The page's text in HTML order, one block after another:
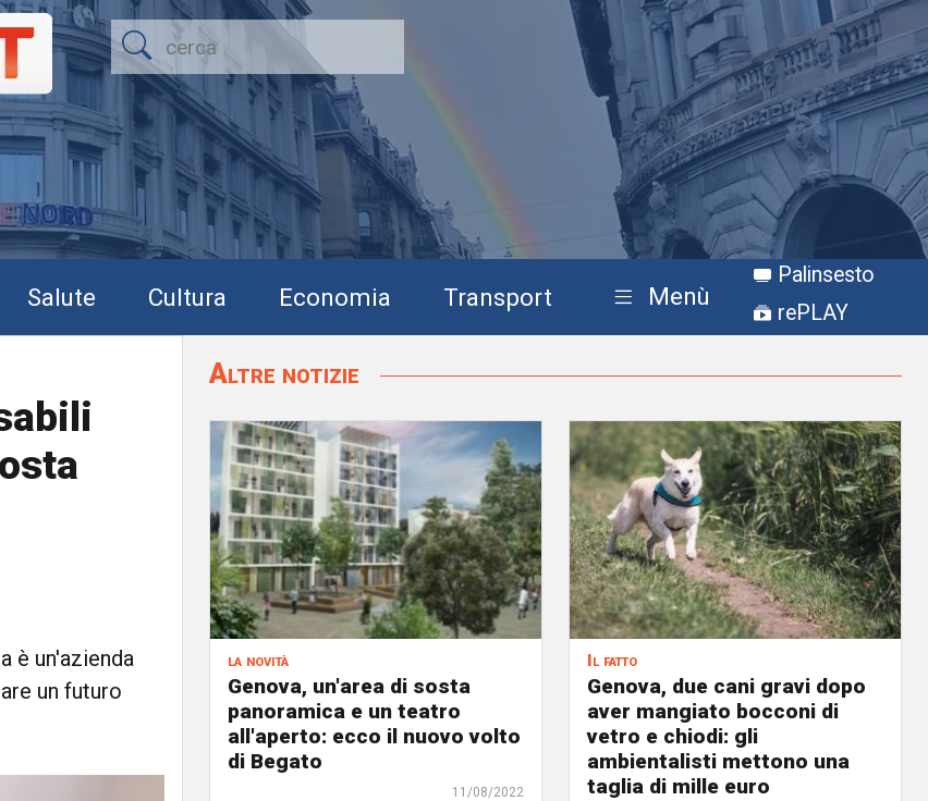
Salute Cultura Economia Transport Menù
Palinsesto
rePLAY
è un'azienda
un futuro
Altre notizie
la novità
Genova, un'area di sosta
panoramica e un teatro
all'aperto: ecco il nuovo volto
di Begato
11/08/2022
Il fatto
Genova, due cani gravi dopo
aver mangiato bocconi di
vetro e chiodi: gli
ambientalisti mettono una
taglia di mille euro